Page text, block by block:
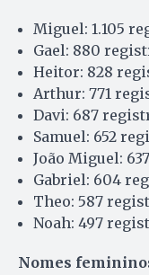
Miguel: 1.105
Gael: 880
Heitor: 828
Arthur: 771
Davi: 687
Samuel: 652
João Miguel:
Gabriel: 604
Theo: 587
Noah: 497
Nomes